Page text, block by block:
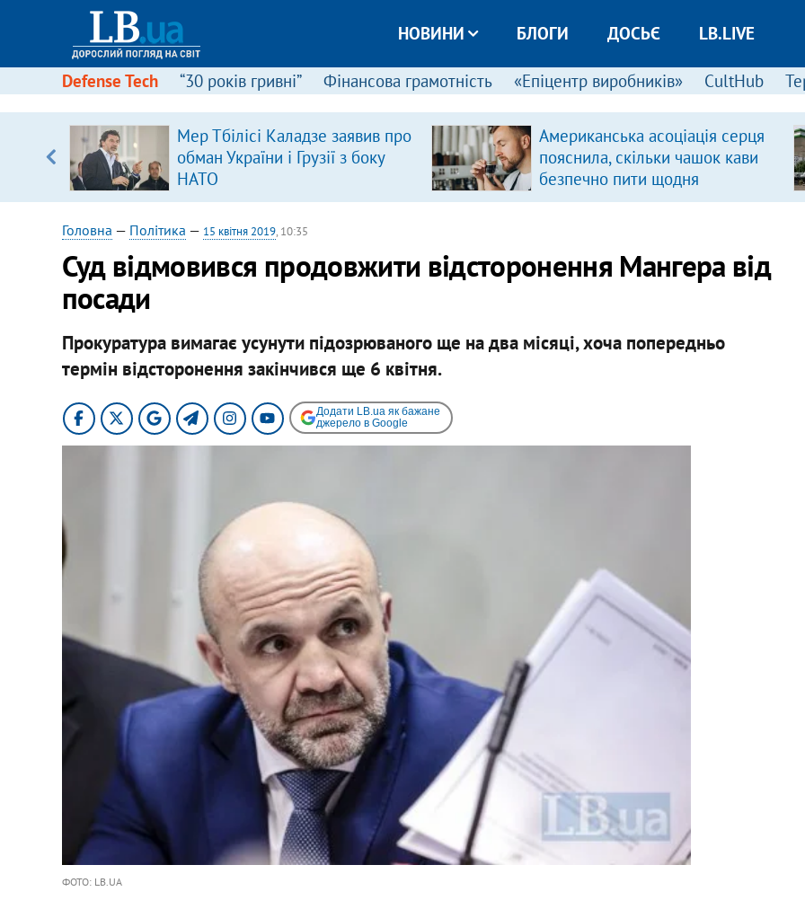
НОВИНИ БЛОГИ ДОСЬЄ LB.LIVE
Defense Tech “30 років гривні” Фінансова грамотність «Епіцентр виробників» CultHub
Мер Тбілісі Каладзе заявив про
обман України і Грузії з боку
НАТО
Американська асоціація серця
пояснила, скільки чашок кави
безпечно пити щодня
Головна — Політика — 15 квітня 2019, 10:35
Суд відмовився продовжити відсторонення Мангера від
посади
Прокуратура вимагає усунути підозрюваного ще на два місяці, хоча попередньо
термін відсторонення закінчився ще 6 квітня.
Додати LB.ua як бажане
джерело в Google
ФОТО: LB.UA